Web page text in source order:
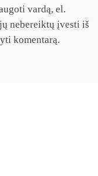
vardą, el.
nebereiktų įvesti iš
komentarą.